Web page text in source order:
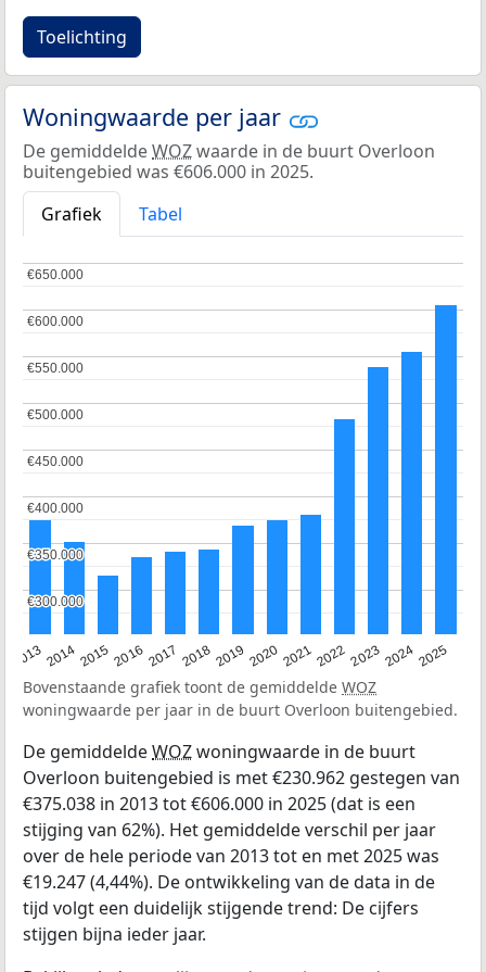
Toelichting
Woningwaarde per jaar
De gemiddeldeWOZwaarde in de buurt Overloon
buitengebied was €606.000 in 2025.
Grafiek
Tabel
20132014201520162017 20182019 202020212022202320242025
€300.000
€300.000
€350.000
€350.000
€400.000
€400.000
€450.000
€450.000
€500.000
€500.000
€550.000
€550.000
€600.000
€600.000
€650.000
€650.000
Bovenstaande grafiek toont de gemiddelde WOZ
woningwaarde per jaar in de buurt Overloon buitengebied.
De gemiddeldeWOZwoningwaarde in de buurt
Overloon buitengebied is met €230.962 gestegen van
€375.038 in 2013 tot €606.000 in 2025 (dat is een
stijging van 62%). Het gemiddelde verschil per jaar
over de hele periode van 2013 tot en met 2025 was
€19.247 (4,44%). De ontwikkeling van de data in de
tijd volgt een duidelijk stijgende trend: De cijfers
stijgen bijna ieder jaar.